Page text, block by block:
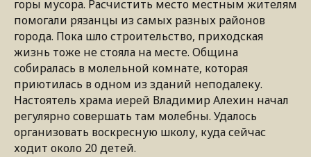
горы мусора. Расчистить место местным жителям
помогали рязанцы из самых разных районов
города. Пока шло строительство, приходская
жизнь тоже не стояла на месте. Община
собиралась в молельной комнате, которая
приютилась в одном из зданий неподалеку.
Настоятель храма иерей Владимир Алехин начал
регулярно совершать там молебны. Удалось
организовать воскресную школу, куда сейчас
ходит около 20 детей.